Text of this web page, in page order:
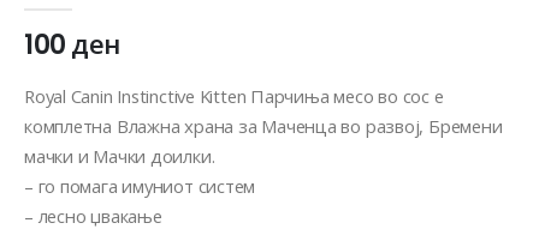
100ден
Royal Canin Instinctive Kitten Парчиња месо во сос е
комплетна Влажна храна за Маченца во развој, Бремени
мачки и Мачки доилки.
– го помага имуниот систем
– лесно џвакање